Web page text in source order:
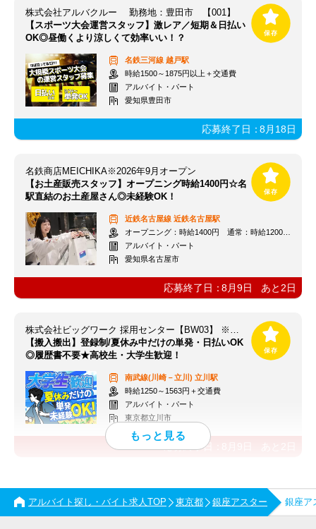
株式会社アルバクルー 勤務地：豊田市 【001】
【スポーツ大会運営スタッフ】激レア／短期＆日払い
OK◎昼働くより涼しくて効率いい！？
名鉄三河線 越戸駅
時給1500～1875円以上＋交通費
アルバイト・パート
愛知県豊田市
応募終了日：8月18日
名鉄商店MEICHIKA※2026年9月オープン
【お土産販売スタッフ】オープニング時給1400円☆名
駅直結のお土産屋さん◎未経験OK！
近鉄名古屋線 近鉄名古屋駅
オープニング：時給1400円 通常：時給1200円～＋交通費全額支給
アルバイト・パート
愛知県名古屋市
応募終了日：8月9日 あと 2日
株式会社ビッグワーク 採用センター【BW03】 ※立川エリア
【搬入搬出】登録制/夏休み中だけの単発・日払いOK
◎履歴書不要★高校生・大学生歓迎！
南武線(川崎－立川) 立川駅
時給1250～1563円＋交通費
アルバイト・パート
東京都立川市
応募終了日：
アルバイト探し・バイト求人TOP 東京都 銀座アスター 銀座ア